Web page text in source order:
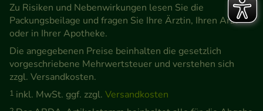
Zu Risiken und Nebenwirkungen lesen Sie die
Packungsbeilage und fragen Sie Ihre Ärztin, Ihren Arzt
oder in Ihrer Apotheke.
Die angegebenen Preise beinhalten die gesetzlich
vorgeschriebene Mehrwertsteuer und verstehen sich
zzgl. Versandkosten.
1 inkl. MwSt. ggf. zzgl. Versandkosten